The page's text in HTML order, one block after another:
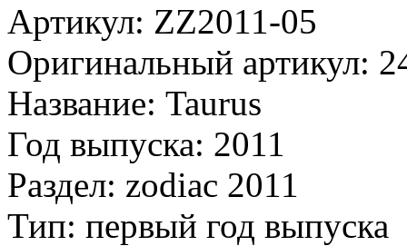
Артикул: ZZ2011-05
Оригинальный артикул:
Название: Taurus
Год выпуска: 2011
Раздел: zodiac 2011
Тип: первый год выпуска